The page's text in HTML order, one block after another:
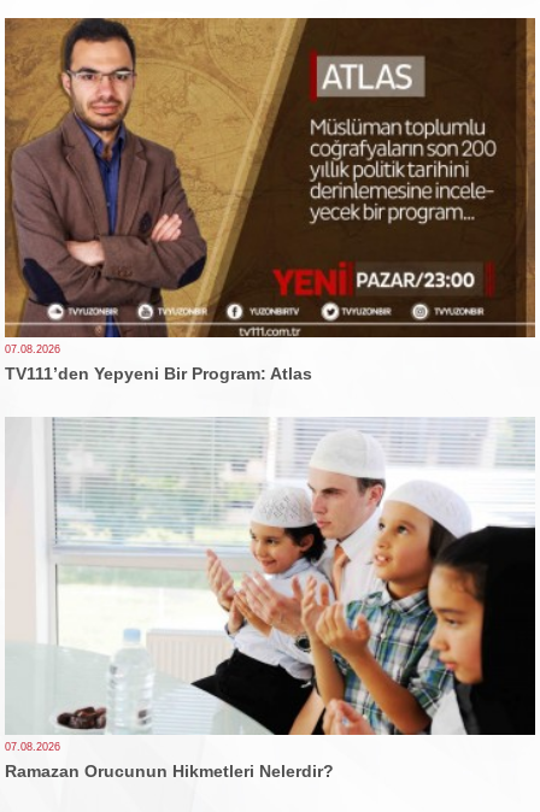
07.08.2026
TV111’den Yepyeni Bir Program: Atlas
07.08.2026
Ramazan Orucunun Hikmetleri Nelerdir?